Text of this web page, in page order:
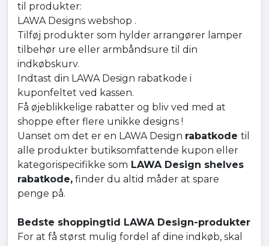
til produkter:
LAWA Designs webshop .
Tilføj produkter som hylder arrangører lamper
tilbehør ure eller armbåndsure til din
indkøbskurv.
Indtast din LAWA Design rabatkode i
kuponfeltet ved kassen.
Få øjeblikkelige rabatter og bliv ved med at
shoppe efter flere unikke designs !
Uanset om det er en LAWA Design rabatkode til
alle produkter butiksomfattende kupon eller
kategorispecifikke som LAWA Design shelves
rabatkode, finder du altid måder at spare
penge på.
Bedste shoppingtid LAWA Design-produkter
For at få størst mulig fordel af dine indkøb, skal